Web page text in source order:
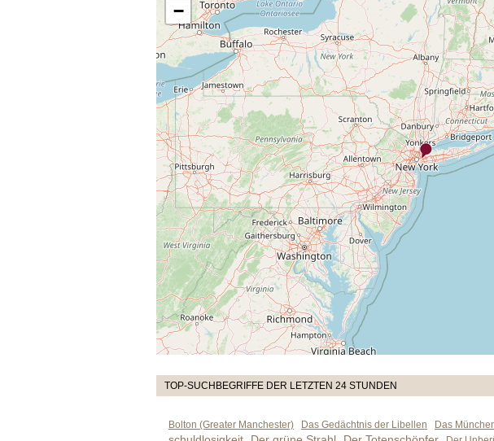
−
TOP-SUCHBEGRIFFE DER LETZTEN 24 STUNDEN
Bolton (Greater Manchester) Das Gedächtnis der Libellen Das